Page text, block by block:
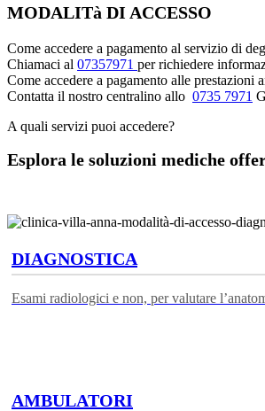
MODALITà DI ACCESSO
Come accedere a pagamento al servizio di
Chiamaci al 07357971 per richiedere
Come accedere a pagamento alle prestazioni
Contatta il nostro centralino allo 0735 7971
A quali servizi puoi accedere?
Esplora le soluzioni mediche
DIAGNOSTICA
Esami radiologici e non, per valutare
AMBULATORI